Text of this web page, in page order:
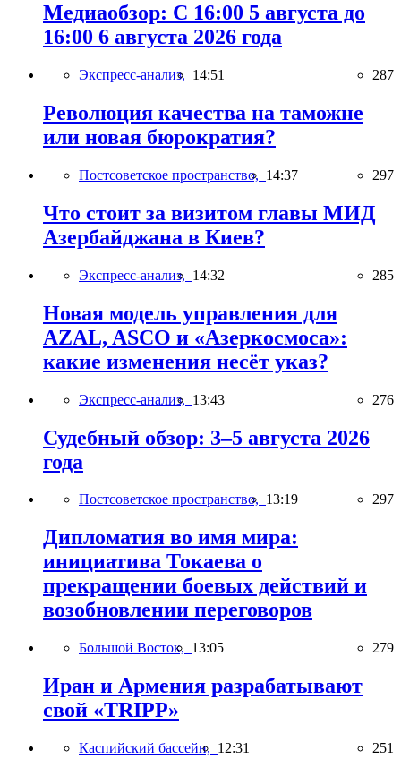
Медиаобзор: С 16:00 5 августа до
16:00 6 августа 2026 года
Экспресс-анализ, 14:51 287
Революция качества на таможне
или новая бюрократия?
Постсоветское пространство, 14:37 297
Что стоит за визитом главы МИД
Азербайджана в Киев?
Экспресс-анализ, 14:32 285
Новая модель управления для
AZAL, ASCO и «Азеркосмоса»:
какие изменения несёт указ?
Экспресс-анализ, 13:43 276
Судебный обзор: 3–5 августа 2026
года
Постсоветское пространство, 13:19 297
Дипломатия во имя мира:
инициатива Токаева о
прекращении боевых действий и
возобновлении переговоров
Большой Восток, 13:05 279
Иран и Армения разрабатывают
свой «TRIPP»
Каспийский бассейн, 12:31 251